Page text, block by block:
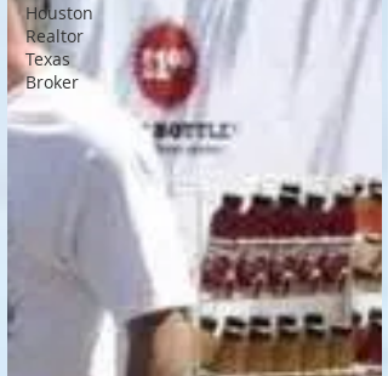
Houston
Realtor
Texas
Broker